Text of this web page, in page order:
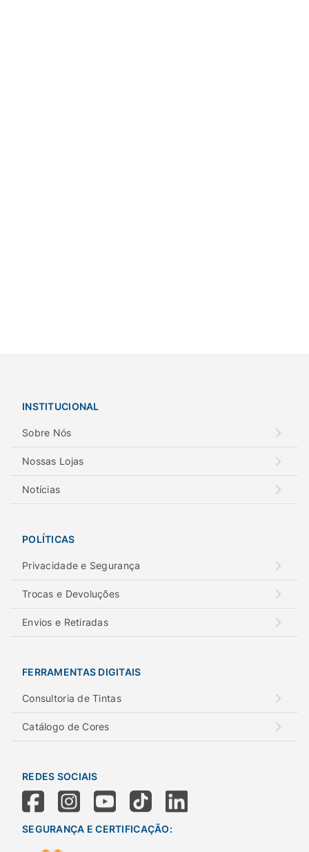
INSTITUCIONAL
Sobre Nós
Nossas Lojas
Notícias
POLÍTICAS
Privacidade e Segurança
Trocas e Devoluções
Envios e Retiradas
FERRAMENTAS DIGITAIS
Consultoria de Tintas
Catálogo de Cores
REDES SOCIAIS
SEGURANÇA E CERTIFICAÇÃO: